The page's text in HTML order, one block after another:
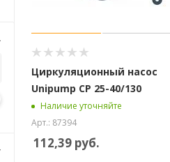
Циркуляционный насос
Unipump CP 25-40/130
Наличие уточняйте
Арт.: 87394
112,39 руб.